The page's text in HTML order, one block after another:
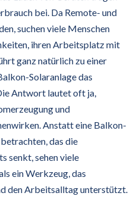
bei. Da Remote- und
suchen viele Menschen
ihren Arbeitsplatz mit
ganz natürlich zu einer
Solaranlage das
Antwort lautet oft ja,
und
Anstatt eine Balkon-
das die
senkt, sehen viele
ein Werkzeug, das
den Arbeitsalltag unterstützt.